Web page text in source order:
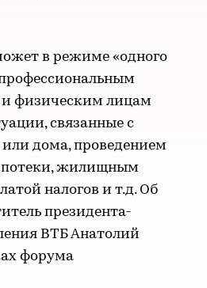
в режиме «одного
физическим лицам
связанные с
дома, проведением
жилищным
налогов и т.д. Об
президента-
ВТБ Анатолий
форума